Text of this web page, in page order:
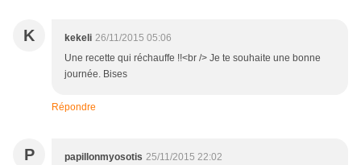
K kekeli 26/11/2015 05:06
Une recette qui réchauffe !!<br /> Je te souhaite une bonne
journée. Bises
Répondre
P papillonmyosotis 25/11/2015 22:02